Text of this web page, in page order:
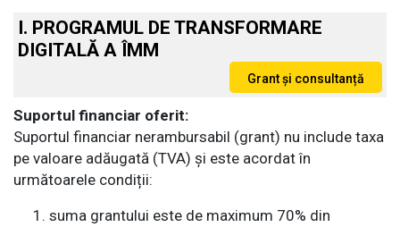
E-Bibliotecă
I. PROGRAMUL DE TRANSFORMARE
DIGITALĂ A ÎMM
Suportul financiar oferit:
Suportul financiar nerambursabil (grant) nu include taxa
pe valoare adăugată (TVA) și este acordat în
următoarele condiții:
suma grantului este de maximum 70% din